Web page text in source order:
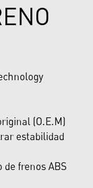
(O.E.M)
estabilidad
frenos ABS